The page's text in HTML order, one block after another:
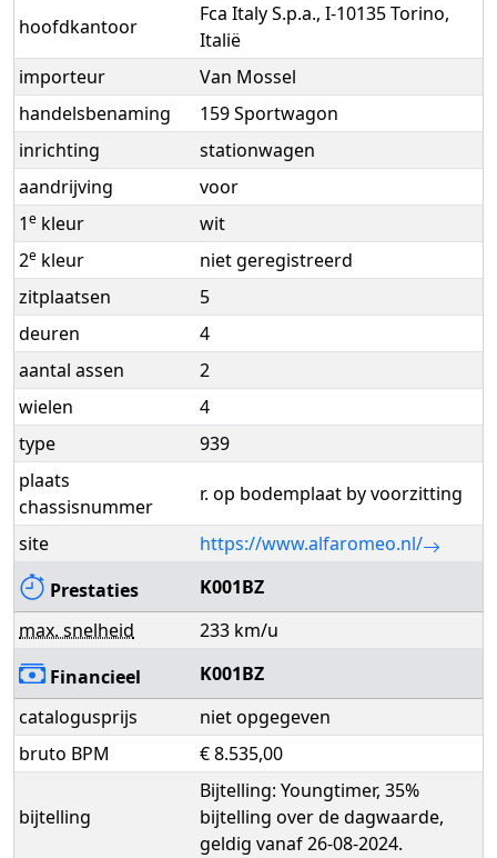
hoofdkantoor
Fca Italy S.p.a., I-10135 Torino,
Italië
importeur
Van Mossel
handelsbenaming
159 Sportwagon
inrichting
stationwagen
aandrijving
voor
1e kleur
wit
2e kleur
niet geregistreerd
zitplaatsen
5
deuren
4
aantal assen
2
wielen
4
type
939
plaats
chassisnummer
r. op bodemplaat by voorzitting
site
https://www.alfaromeo.nl/
Prestaties
K001BZ
max. snelheid
233 km/u
Financieel
K001BZ
catalogusprijs
niet opgegeven
bruto BPM
€ 8.535,00
bijtelling
Bijtelling: Youngtimer, 35%
bijtelling over de dagwaarde,
geldig vanaf 26-08-2024.